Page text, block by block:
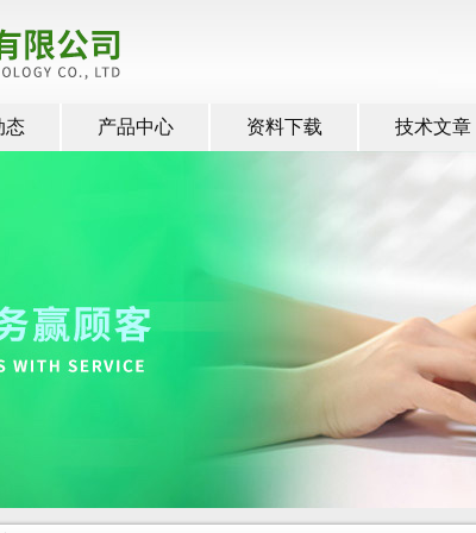
态 产品中心 资料下载 技术文章